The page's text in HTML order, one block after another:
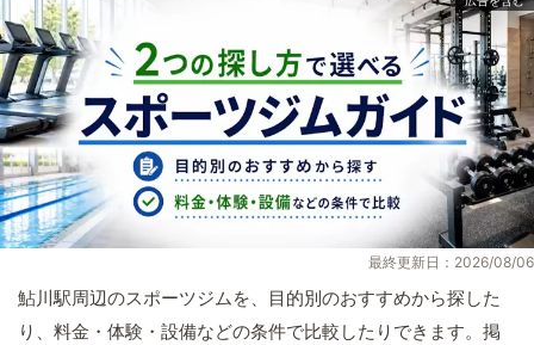
最終更新日：2026/08/06
鮎川駅周辺のスポーツジムを、目的別のおすすめから探した
り、料金・体験・設備などの条件で比較したりできます。掲